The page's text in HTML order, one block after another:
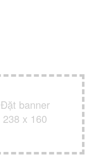
Đặt banner
238 x 160